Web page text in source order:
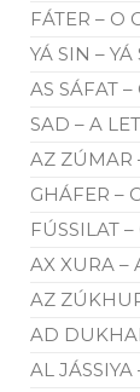
FÁTER – O
YÁ SIN – YÁ
AS SÁFAT
SAD – A
AZ ZÚMAR
GHÁFER –
FÚSSILAT
AX XURA –
AZ
AD
AL